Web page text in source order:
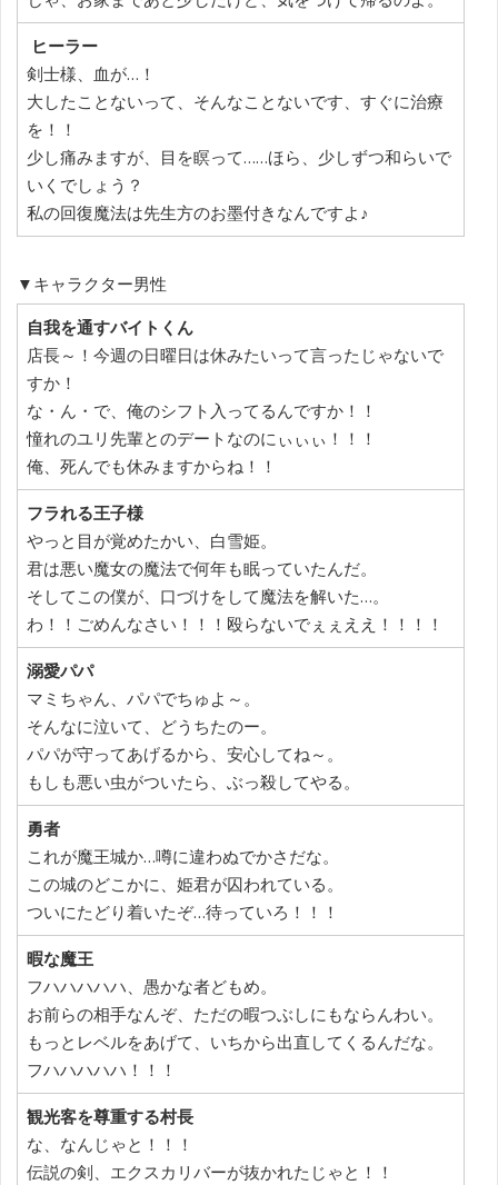
ヒーラー
剣士様、血が…！
大したことないって、そんなことないです、すぐに治療
を！！
少し痛みますが、目を瞑って……ほら、少しずつ和らいで
いくでしょう？
私の回復魔法は先生方のお墨付きなんですよ♪
▼キャラクター男性
自我を通すバイトくん
店長～！今週の日曜日は休みたいって言ったじゃないで
すか！
な・ん・で、俺のシフト入ってるんですか！！
憧れのユリ先輩とのデートなのにぃぃぃ！！！
俺、死んでも休みますからね！！
フラれる王子様
やっと目が覚めたかい、白雪姫。
君は悪い魔女の魔法で何年も眠っていたんだ。
そしてこの僕が、口づけをして魔法を解いた…。
わ！！ごめんなさい！！！殴らないでぇぇええ！！！！
溺愛パパ
マミちゃん、パパでちゅよ～。
そんなに泣いて、どうちたのー。
パパが守ってあげるから、安心してね～。
もしも悪い虫がついたら、ぶっ殺してやる。
勇者
これが魔王城か…噂に違わぬでかさだな。
この城のどこかに、姫君が囚われている。
ついにたどり着いたぞ…待っていろ！！！
暇な魔王
フハハハハハ、愚かな者どもめ。
お前らの相手なんぞ、ただの暇つぶしにもならんわい。
もっとレベルをあげて、いちから出直してくるんだな。
フハハハハハ！！！
観光客を尊重する村長
な、なんじゃと！！！
伝説の剣、エクスカリバーが抜かれたじゃと！！